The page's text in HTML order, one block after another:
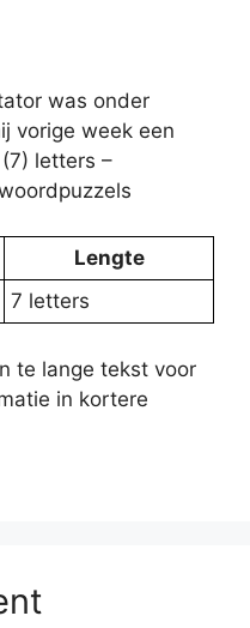
was onder
vorige week een
letters –
Lengte
7 letters
te lange tekst voor
in kortere